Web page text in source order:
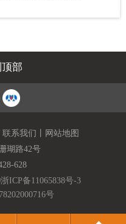
部
联系我们
网站地图
瑚路42号
628
浙ICP备11065838号-3
号